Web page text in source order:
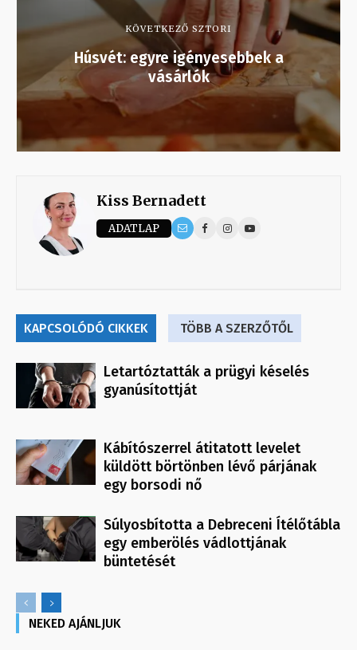
KÖVETKEZŐ SZTORI
Húsvét: egyre igényesebbek a
vásárlók
Kiss Bernadett
ADATLAP
KAPCSOLÓDÓ CIKKEK TÖBB A SZERZŐTŐL
Letartóztatták a prügyi késelés
gyanúsítottját
Kábítószerrel átitatott levelet
küldött börtönben lévő párjának
egy borsodi nő
Súlyosbította a Debreceni Ítélőtábla
egy emberölés vádlottjának
büntetését
NEKED AJÁNLJUK